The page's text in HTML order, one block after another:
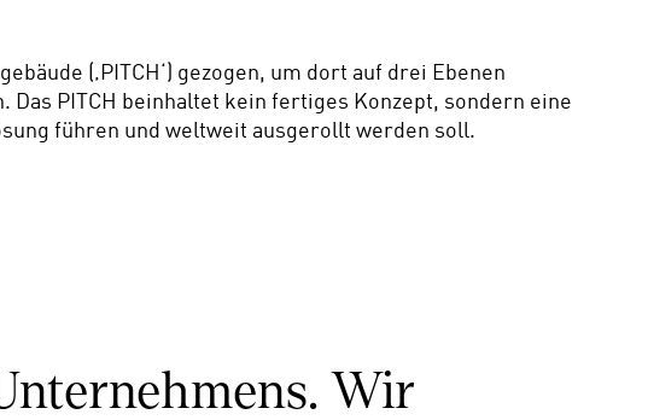
(‚PITCH‘) gezogen, um dort auf drei Ebenen
PITCH beinhaltet kein fertiges Konzept, sondern eine
führen und weltweit ausgerollt werden soll.
Wir